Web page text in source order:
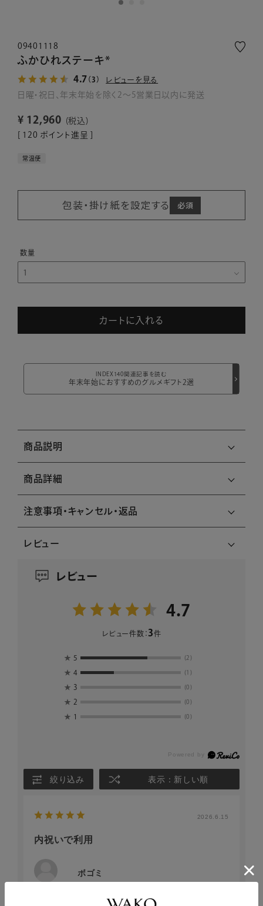
09401118
ふかひれステーキ*
4.7 （3） レビューを見る
日曜・祝日、年末年始を除く2～5営業日以内に発送
¥ 12,960
税込
120 ポイント進呈 ]
常温便
包装・掛け紙を設定する
カートに入れる
INDEX140関連記事を読む
年末年始におすすめのグルメギフト2選
商品説明
商品詳細
注意事項・キャンセル・返品
レビュー
レビュー
4.7
レビュー件数： 3件
★ 5 (2)
★ 4 (1)
★ 3 (0)
★ 2 (0)
★ 1 (0)
絞り込み 表示：新しい順
2026.6.15
内祝いで利用
ボゴミ